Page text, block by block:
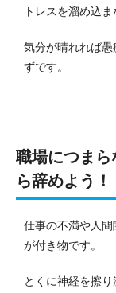
トレスを溜め込
気分が晴れれば
ずです。
職場につま
ら辞めよう！
仕事の不満や人
が付き物です。
とくに神経を擦